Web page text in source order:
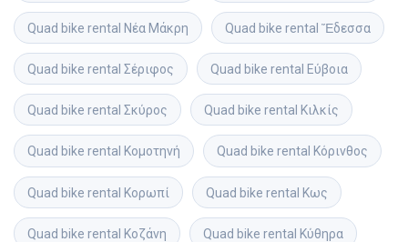
Quad bike rental Νέα Μάκρη Quad bike rental Ἔδεσσα
Quad bike rental Σέριφος Quad bike rental Εύβοια
Quad bike rental Σκύρος Quad bike rental Κιλκίς
Quad bike rental Κομοτηνή Quad bike rental Κόρινθος
Quad bike rental Κορωπί Quad bike rental Κως
Quad bike rental Κοζάνη Quad bike rental Κύθηρα